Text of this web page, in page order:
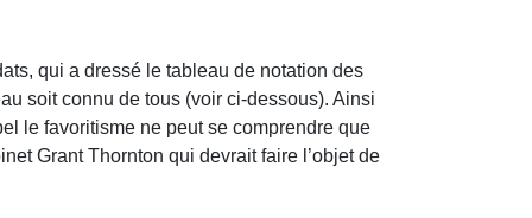
qui a dressé le tableau de notation des
soit connu de tous (voir ci-dessous). Ainsi
le favoritisme ne peut se comprendre que
Grant Thornton qui devrait faire l’objet de